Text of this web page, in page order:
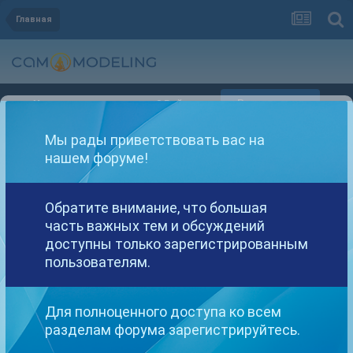
Главная
Уже зарегистрированы? Войти Регистрация
Другие варианты поиска
Найдено: 1 результат
СОРТИРОВКА
Мы рады приветствовать вас на
нашем форуме!
Обратите внимание, что большая
часть важных тем и обсуждений
доступны только зарегистрированным
пользователям.
Для полноценного доступа ко всем
разделам форума зарегистрируйтесь.